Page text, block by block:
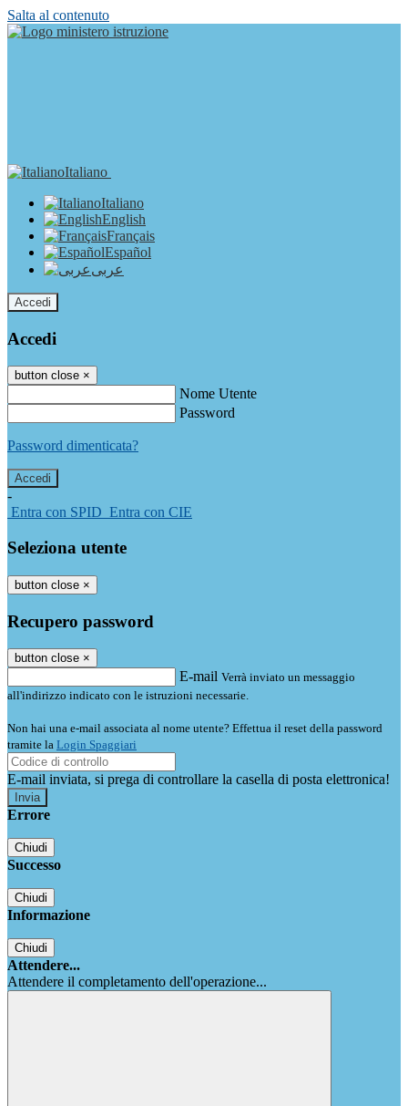
Salta al contenuto
Italiano
Italiano
English
Français
Español
عربى
Accedi
Accedi
button close ×
Nome Utente
Password
Password dimenticata?
-
Entra con SPID Entra con CIE
Seleziona utente
button close ×
Recupero password
button close ×
E-mail Verrà inviato un messaggio
all'indirizzo indicato con le istruzioni necessarie.
Non hai una e-mail associata al nome utente? Effettua il reset della password
tramite la Login Spaggiari
E-mail inviata, si prega di controllare la casella di posta elettronica!
Errore
Chiudi
Successo
Chiudi
Informazione
Chiudi
Attendere...
Attendere il completamento dell'operazione...